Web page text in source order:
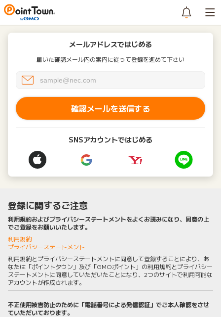
メールアドレスではじめる
届いた確認メール内の案内に従って登録を進めて下さい
確認メールを送信する
SNSアカウントではじめる
登録に関するご注意
利用規約およびプライバシーステートメントをよくお読みになり、同意の上
でご登録をお願いいたします。
利用規約
プライバシーステートメント
利用規約とプライバシーステートメントに同意して登録することにより、あ
なたは「ポイントタウン」及び「GMOポイント」の利用規約とプライバシー
ステートメントに同意していただいたことになり、2つのサイトで利用可能な
アカウントが作成されます。
不正使用被害防止のために「電話番号による発信認証」でご本人確認をさせ
ていただいております。